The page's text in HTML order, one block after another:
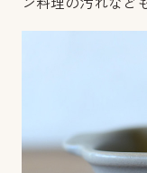
ン料理の汚れなど